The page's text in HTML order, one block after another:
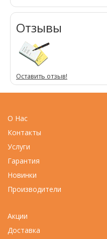
Отзывы
Оставить отзыв!
О Нас
Контакты
Услуги
Гарантия
Новинки
Производители
Акции
Доставка